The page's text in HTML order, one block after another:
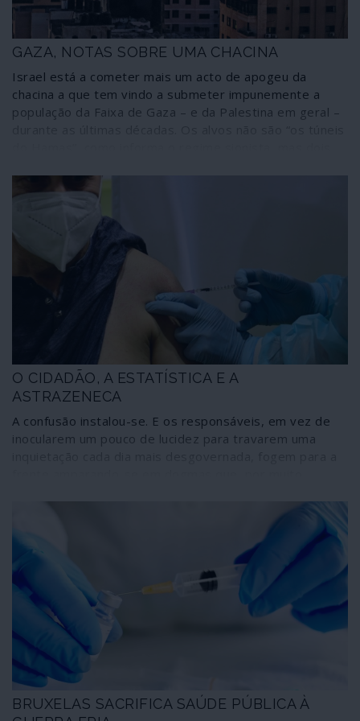
GAZA, NOTAS SOBRE UMA CHACINA
Israel está a cometer mais um acto de apogeu da
chacina a que tem vindo a submeter impunemente a
população da Faixa de Gaza – e da Palestina em geral –
imenso campo de concentração do qual não podem
escapar. Não se trata de um “confronto”: é uma
barbárie. Algumas notas sobre o que está a passar-se.
O CIDADÃO, A ESTATÍSTICA E A
ASTRAZENECA
A confusão instalou-se. E os responsáveis, em vez de
inocularem um pouco de lucidez para travarem uma
que a vida humana seja jogada em caprichos de roleta.
As coisas estão, de facto, a correr mal com a vacina da
AstraZeneca contra a Covid-19. Escondê-lo atrás da
certeza fundamentalista de que o medicamento é
“seguro e eficaz” e persistir na vacinação como se nada
estivesse a acontecer é uma estratégia que cumpre
efectivamente o preceito tecnocrático segundo o qual
uma pessoa é apenas um número; mas atenta contra os
direitos humanos.
BRUXELAS SACRIFICA SAÚDE PÚBLICA À